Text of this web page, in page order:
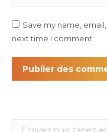
Save my name,
next time I comment.
Publier des
Search: